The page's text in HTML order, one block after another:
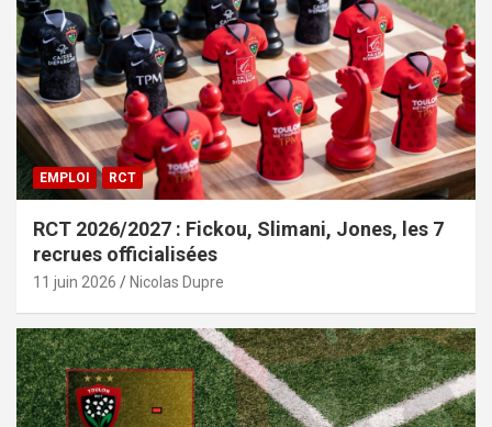
EMPLOI RCT
RCT 2026/2027 : Fickou, Slimani, Jones, les 7
recrues officialisées
11 juin 2026 Nicolas Dupre